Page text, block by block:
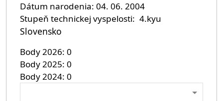
Dátum narodenia 04. 06. 2004
Stupeň technickej vyspelosti
4.kyu
Slovensko
Body 2026 0
Body 2025 0
Body 2024 0